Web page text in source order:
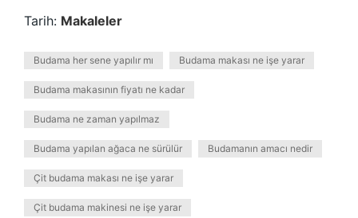
Tarih: Makaleler
Budama her sene yapılır mı Budama makası ne işe yarar
Budama makasının fiyatı ne kadar
Budama ne zaman yapılmaz
Budama yapılan ağaca ne sürülür Budamanın amacı nedir
Çit budama makası ne işe yarar
Çit budama makinesi ne işe yarar